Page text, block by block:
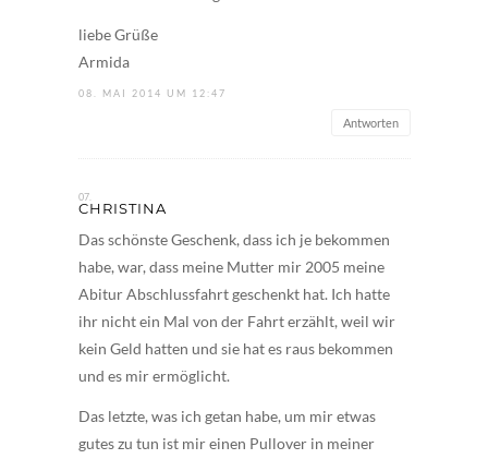
liebe Grüße
Armida
08. MAI 2014 UM 12:47
Antworten
CHRISTINA
Das schönste Geschenk, dass ich je bekommen
habe, war, dass meine Mutter mir 2005 meine
Abitur Abschlussfahrt geschenkt hat. Ich hatte
ihr nicht ein Mal von der Fahrt erzählt, weil wir
kein Geld hatten und sie hat es raus bekommen
und es mir ermöglicht.
Das letzte, was ich getan habe, um mir etwas
gutes zu tun ist mir einen Pullover in meiner